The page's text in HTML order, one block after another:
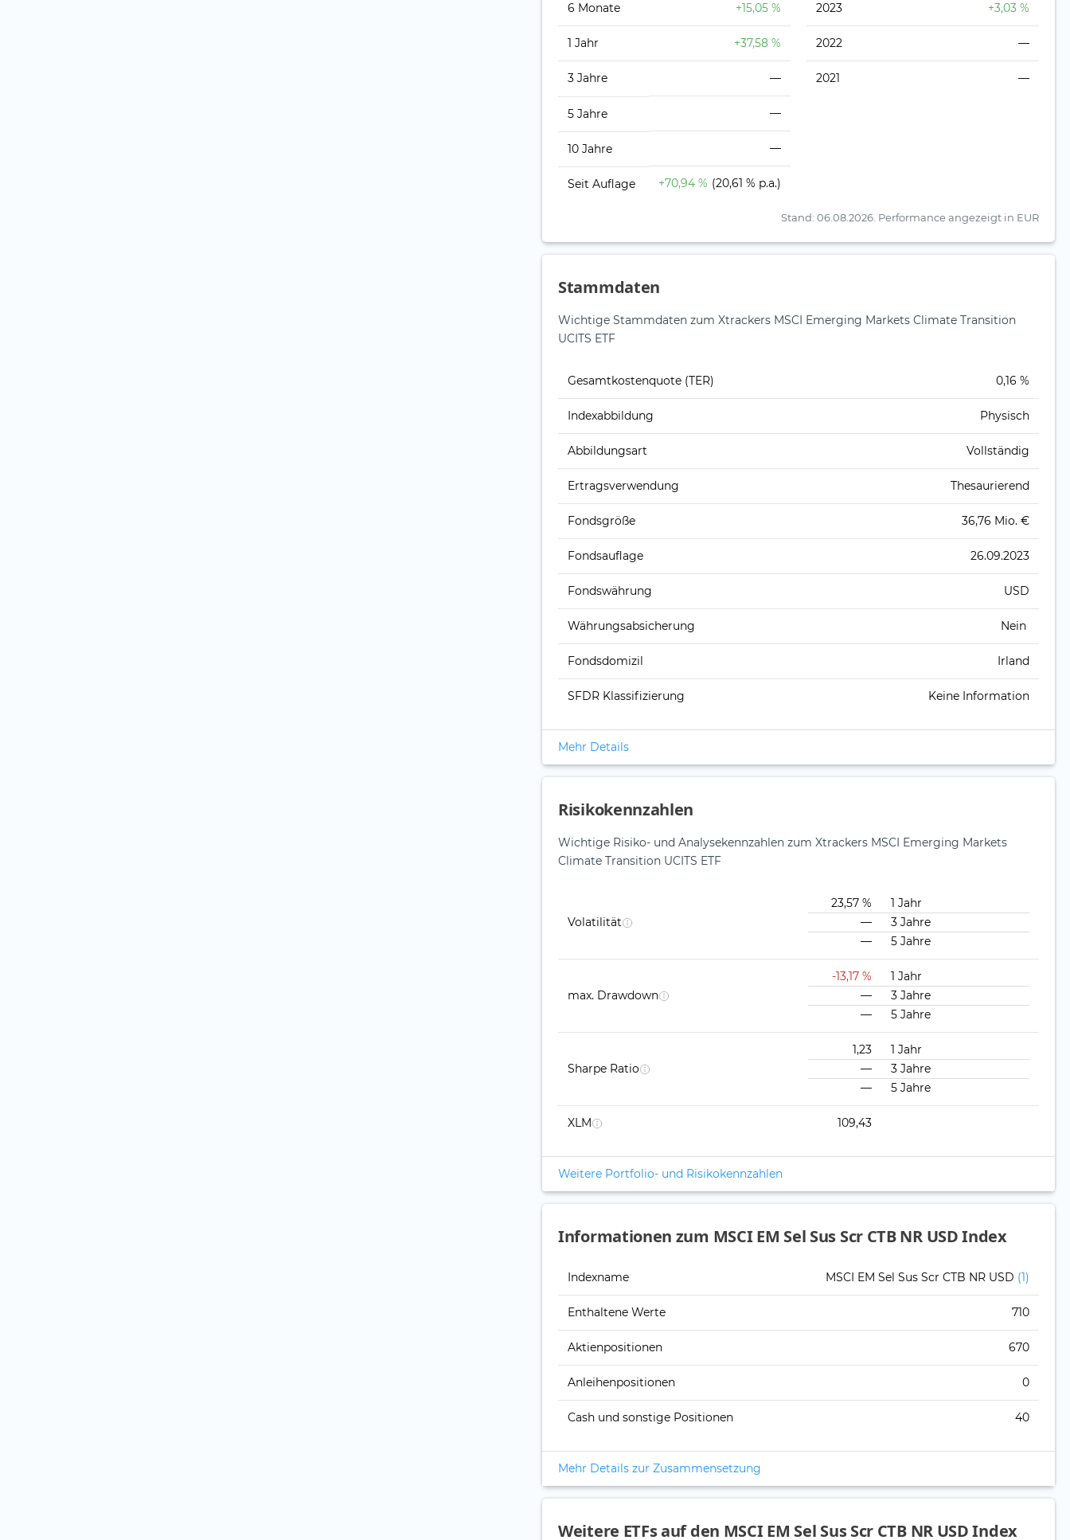
6 Monate +15,05 %
1 Jahr +37,58 %
3 Jahre —
5 Jahre —
10 Jahre —
Seit Auflage +70,94 % (20,61 % p.a.)
2023 +3,03 %
2022 —
2021 —
Stand: 06.08.2026. Performance angezeigt in EUR
Stammdaten
Wichtige Stammdaten zum Xtrackers MSCI Emerging Markets Climate Transition
UCITS ETF
Gesamt­kosten­quote (TER) 0,16 %
Index­abbildung Physisch
Abbildungs­art Vollständig
Ertrags­verwendung Thesaurierend
Fonds­größe 36,76 Mio. €
Fonds­auflage 26.09.2023
Fonds­währung USD
Währungsabsicherung Nein
Fondsdomizil Irland
SFDR Klassifizierung Keine Information
Mehr Details
Risikokennzahlen
Wichtige Risiko- und Analysekennzahlen zum Xtrackers MSCI Emerging Markets
Climate Transition UCITS ETF
Volatilität
23,57 %
1 Jahr
—
3 Jahre
—
5 Jahre
max. Drawdown
-13,17 %
1 Jahr
—
3 Jahre
—
5 Jahre
Sharpe Ratio
1,23
1 Jahr
—
3 Jahre
—
5 Jahre
XLM 109,43
Weitere Portfolio- und Risikokennzahlen
Informationen zum MSCI EM Sel Sus Scr CTB NR USD Index
Indexname MSCI EM Sel Sus Scr CTB NR USD (1)
Enthaltene Werte 710
Aktienpositionen 670
Anleihenpositionen 0
Cash und sonstige Positionen 40
Mehr Details zur Zusammensetzung
Weitere ETFs auf den MSCI EM Sel Sus Scr CTB NR USD Index